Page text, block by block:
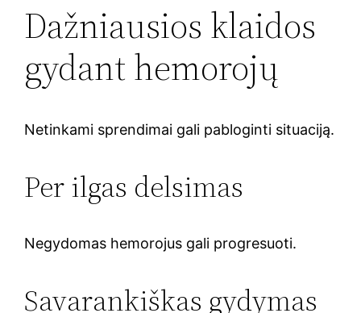
Dažniausios klaidos
gydant hemorojų
Netinkami sprendimai gali pabloginti situaciją.
Per ilgas delsimas
Negydomas hemorojus gali progresuoti.
Savarankiškas gydymas